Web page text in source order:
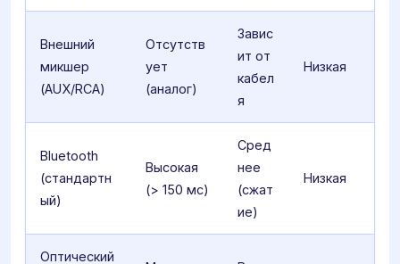
Внешний
микшер
(AUX/RCA)
Отсутств
ует
(аналог)
Завис
ит от
кабел
я
Низкая
Bluetooth
(стандартн
ый)
Высокая
(> 150 мс)
Сред
нее
(сжат
ие)
Низкая
Оптический